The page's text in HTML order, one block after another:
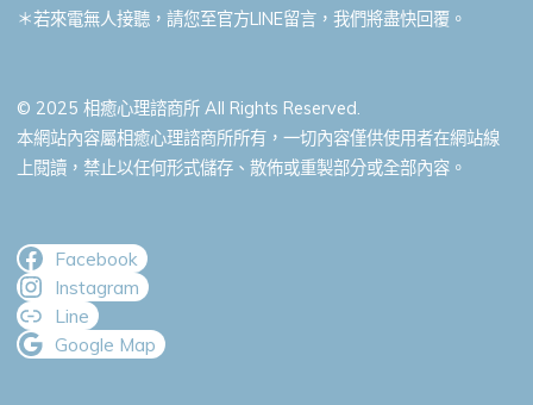
＊若來電無人接聽，請您至官方LINE留言，我們將盡快回覆。
© 2025 相癒心理諮商所 All Rights Reserved.
本網站內容屬相癒心理諮商所所有，一切內容僅供使用者在網站線
上閱讀，禁止以任何形式儲存、散佈或重製部分或全部內容。
Facebook
Instagram
Line
Google Map